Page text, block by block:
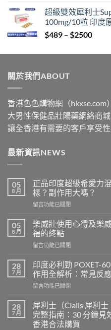
$399
$2199
超級雙效犀利士
100mg/10粒 印度
$489 – $2500Price
$489
關於我們ABOUT
香港色色購物網（
大男性保健品壯陽藥網絡商
讓全香港有需要的客戶享受性
最新資訊NEWS
05
8 月
正品印度超級希愛力
樣？副作用大嗎？
在
品
印
度
超
希
愛
力
混
片
雙
效
留言功能已關閉
05
8 月
樂威壯使用心得及樂
福的終點
在
威
壯
使
用
得
及
樂
威
留言功能已關閉
28
7 月
印度必利勁 POXET-
作用全解析：常見反
在
度
必
利
勁
留言功能已關閉
28
7 月
犀利士（Cialis 犀利
完整指南：30 分鐘見
香港合法購買